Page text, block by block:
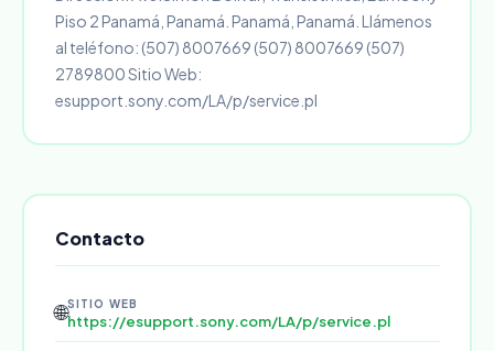
Piso 2 Panamá, Panamá. Panamá, Panamá. Llámenos
al teléfono: (507) 8007669 (507) 8007669 (507)
2789800 Sitio Web:
esupport.sony.com/LA/p/service.pl
Contacto
🌐SITIO WEB
https://esupport.sony.com/LA/p/service.pl